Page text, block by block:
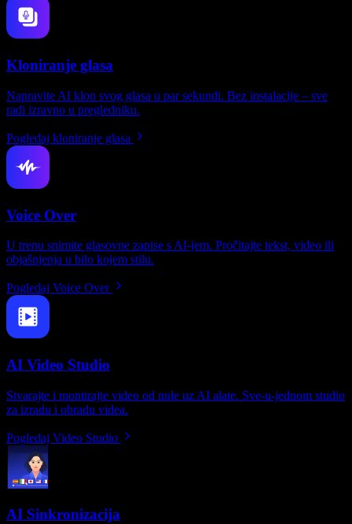
Kloniranje glasa
Napravite AI klon svog glasa u par sekundi. Bez instalacije – sve
radi izravno u pregledniku.
Pogledaj kloniranje glasa
Voice Over
U trenu snimite glasovne zapise s AI-jem. Pročitajte tekst, video ili
objašnjenja u bilo kojem stilu.
Pogledaj Voice Over
AI Video Studio
Stvarajte i montirajte video od nule uz AI alate. Sve-u-jednom studio
za izradu i obradu videa.
Pogledaj Video Studio
AI Sinkronizacija